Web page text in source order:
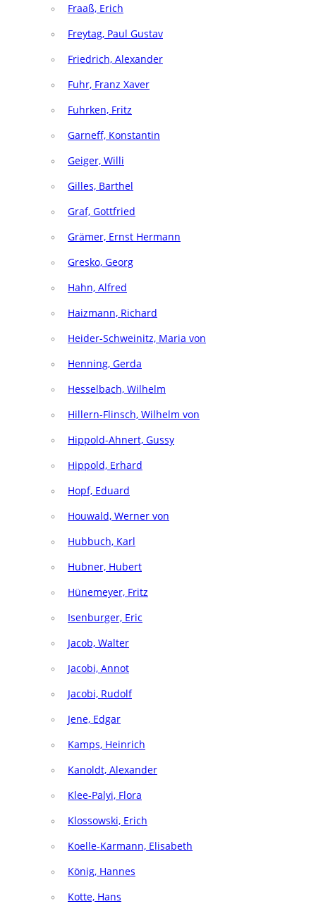
Fraaß, Erich
Freytag, Paul Gustav
Friedrich, Alexander
Fuhr, Franz Xaver
Fuhrken, Fritz
Garneff, Konstantin
Geiger, Willi
Gilles, Barthel
Graf, Gottfried
Grämer, Ernst Hermann
Gresko, Georg
Hahn, Alfred
Haizmann, Richard
Heider-Schweinitz, Maria von
Henning, Gerda
Hesselbach, Wilhelm
Hillern-Flinsch, Wilhelm von
Hippold-Ahnert, Gussy
Hippold, Erhard
Hopf, Eduard
Houwald, Werner von
Hubbuch, Karl
Hubner, Hubert
Hünemeyer, Fritz
Isenburger, Eric
Jacob, Walter
Jacobi, Annot
Jacobi, Rudolf
Jene, Edgar
Kamps, Heinrich
Kanoldt, Alexander
Klee-Palyi, Flora
Klossowski, Erich
Koelle-Karmann, Elisabeth
König, Hannes
Kotte, Hans